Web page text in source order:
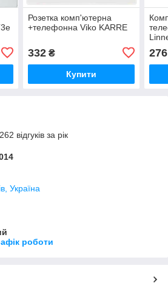
Розетка комп'ютерна
+телефонна Viko KARRE
332₴
Купити
276
відгуків за рік
Україна
роботи